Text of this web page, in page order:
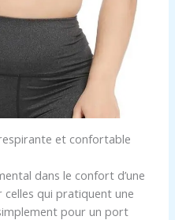
et confortable
dans le confort d’une
qui pratiquent une
pour un port